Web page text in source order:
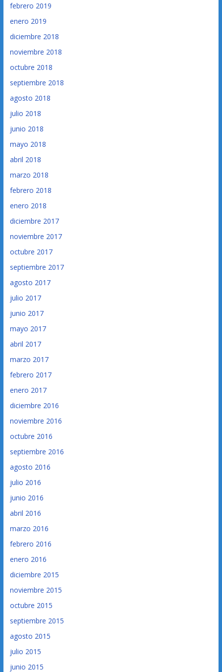
febrero 2019
enero 2019
diciembre 2018
noviembre 2018
octubre 2018
septiembre 2018
agosto 2018
julio 2018
junio 2018
mayo 2018
abril 2018
marzo 2018
febrero 2018
enero 2018
diciembre 2017
noviembre 2017
octubre 2017
septiembre 2017
agosto 2017
julio 2017
junio 2017
mayo 2017
abril 2017
marzo 2017
febrero 2017
enero 2017
diciembre 2016
noviembre 2016
octubre 2016
septiembre 2016
agosto 2016
julio 2016
junio 2016
abril 2016
marzo 2016
febrero 2016
enero 2016
diciembre 2015
noviembre 2015
octubre 2015
septiembre 2015
agosto 2015
julio 2015
junio 2015